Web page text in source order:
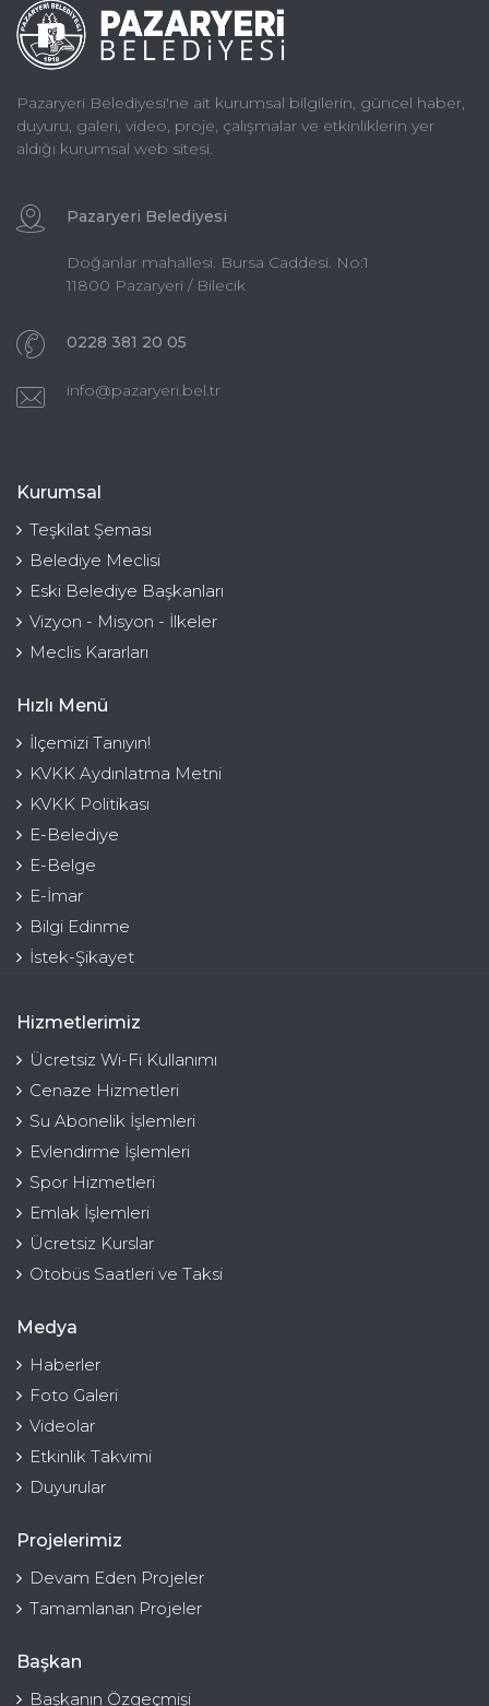
Pazaryeri Belediyesi'ne ait kurumsal bilgilerin, güncel haber,
duyuru, galeri, video, proje, çalışmalar ve etkinliklerin yer
aldığı kurumsal web sitesi.
Pazaryeri Belediyesi
Doğanlar mahallesi. Bursa Caddesi. No:1
11800 Pazaryeri / Bilecik
0228 381 20 05
info@pazaryeri.bel.tr
Kurumsal
Teşkilat Şeması
Belediye Meclisi
Eski Belediye Başkanları
Vizyon - Misyon - İlkeler
Meclis Kararları
Hızlı Menü
İlçemizi Tanıyın!
KVKK Aydınlatma Metni
KVKK Politikası
E-Belediye
E-Belge
E-İmar
Bilgi Edinme
İstek-Şikayet
Hizmetlerimiz
Ücretsiz Wi-Fi Kullanımı
Cenaze Hizmetleri
Su Abonelik İşlemleri
Evlendirme İşlemleri
Spor Hizmetleri
Emlak İşlemleri
Ücretsiz Kurslar
Otobüs Saatleri ve Taksi
Medya
Haberler
Foto Galeri
Videolar
Etkinlik Takvimi
Duyurular
Projelerimiz
Devam Eden Projeler
Tamamlanan Projeler
Başkan
Başkanın Özgeçmişi